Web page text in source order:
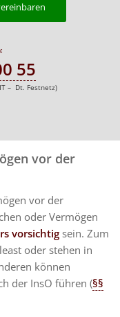
55
– Dt. Festnetz)
vor der
vor der
oder Vermögen
vorsichtig sein. Zum
oder stehen in
können
der InsO führen (§§